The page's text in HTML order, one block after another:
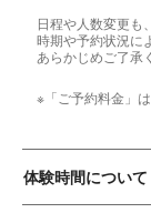
日程や人数変更も
時期や予約状況に
あらかじめご了承
※「ご予約料金」
体験時間について